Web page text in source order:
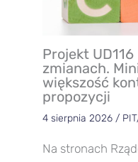
Projekt
zmianach.
większość
propozycji
4 sierpnia 2026 /
Na stronach